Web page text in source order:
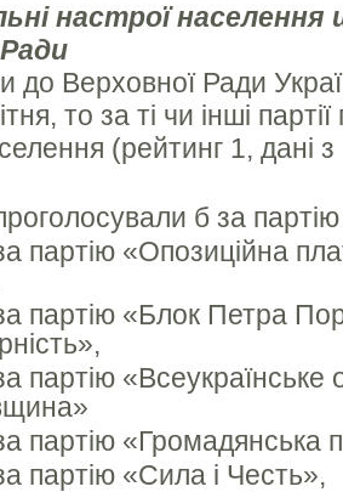
настрої населення
до Верховної Ради
то за ті чи інші
(рейтинг 1, дані
б за
партію «Опозиційна
партію «Блок Петра
партію «Всеукраїнське
партію «Громадянська
партію «Сила і Честь»,